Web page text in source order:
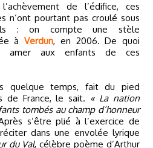
de l’édifice, ces
n’ont pourtant pas croulé sous
: on compte une stèle
àVerdun, en 2006. De quoi
amer aux enfants de ces
quelque temps, fait du pied
de France, le sait. « La nation
tombés au champ d’honneur
s’être plié à l’exercice de
dans une envolée lyrique
du Val, célèbre poème d’Arthur